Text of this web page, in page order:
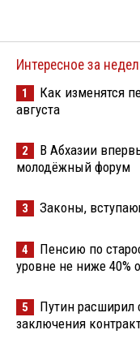
Интересное за
1
Как изменятся
августа
2
В Абхазии
молодёжный форум
3 Законы,
4
Пенсию по
уровне не ниже 40%
5
Путин расширил
заключения